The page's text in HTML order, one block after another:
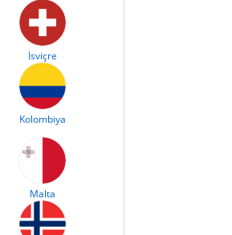
İsviçre
Kolombiya
Malta